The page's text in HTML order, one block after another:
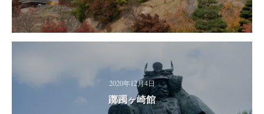
2020年12月4日
躑躅ヶ崎館